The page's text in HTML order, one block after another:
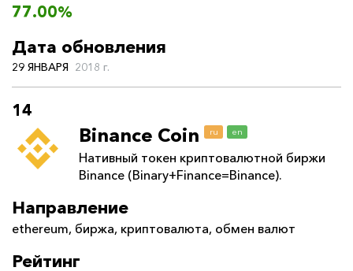
77.00%
Дата обновления
29 ЯНВАРЯ 2018 г.
14
Binance Coin ru en
Нативный токен криптовалютной биржи
Binance (Binary+Finance=Binance).
Направление
ethereum, биржа, криптовалюта, обмен валют
Рейтинг